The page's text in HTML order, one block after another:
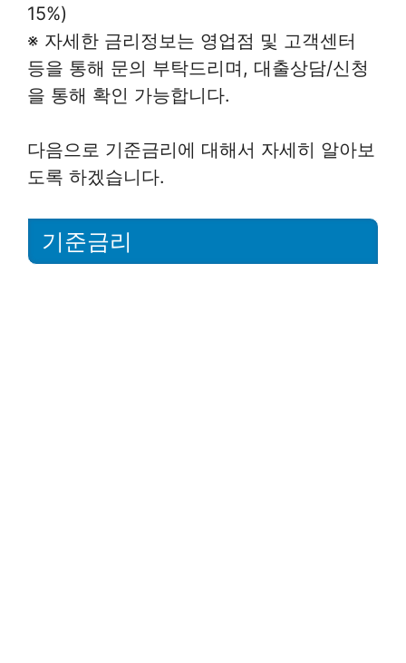
15%)
※ 자세한 금리정보는 영업점 및 고객센터
등을 통해 문의 부탁드리며, 대출상담/신청
을 통해 확인 가능합니다.
다음으로 기준금리에 대해서 자세히 알아보
도록 하겠습니다.
기준금리